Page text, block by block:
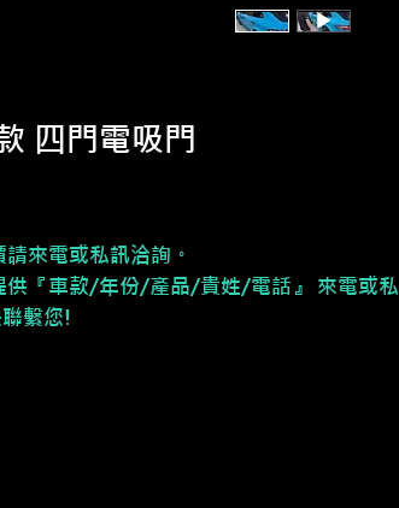
四門電吸門
來電或私訊洽詢。
供『車款/年份/產品/貴姓/電話』 來電或私
繫您!